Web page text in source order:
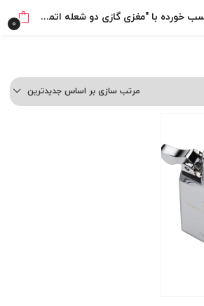
خرید قسطی با ترب‌پی پست های برچسب خورده با "مغزی گازی دو شعله اتمی Zippo" 0
مرتب سازی بر اساس جدیدترین